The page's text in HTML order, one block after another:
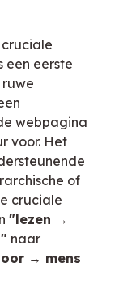
eerste
webpagina
voor. Het
of
cruciale
"lezen →
naar
→ mens